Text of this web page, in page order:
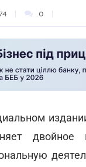
0
двойное